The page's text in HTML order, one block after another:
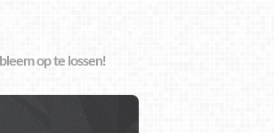
op te lossen!